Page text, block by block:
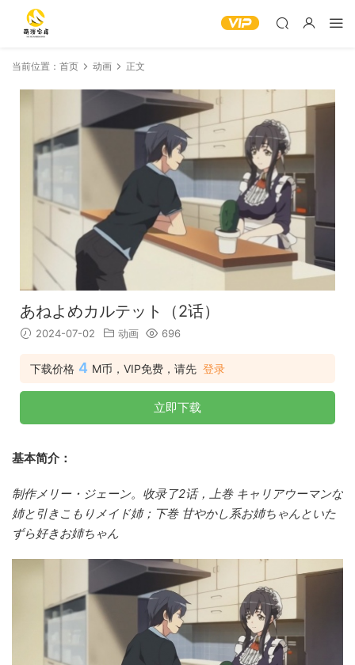
当前位置： 首页 动画 正文
あねよめカルテット（2话）
2024-07-02 动画 696
下载价格 4 M币，VIP免费，请先 登录
立即下载
基本简介：
制作メリー・ジェーン。收录了2话，上巻 キャリアウーマンな
姉と引きこもりメイド姉；下巻 甘やかし系お姉ちゃんといた
ずら好きお姉ちゃん